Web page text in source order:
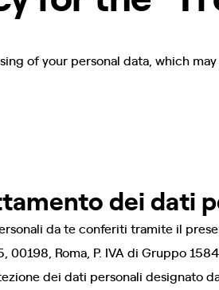
of your personal data, which
dei dati
da te conferiti tramite il
00198, Roma, P. IVA di Gruppo
dei dati personali designato